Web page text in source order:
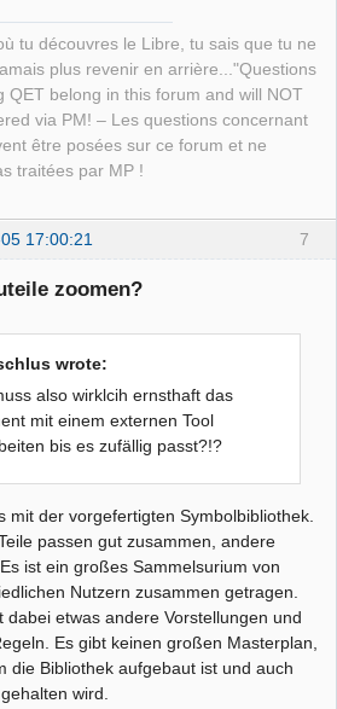
tu découvres le Libre, tu sais que tu ne
plus revenir en arrière..."Questions
QET belong in this forum and will NOT
via PM! – Les questions concernant
être posées sur ce forum et ne
traitées par MP !
7
17:00:21
zoomen?
wrote:
also wirklcih ernsthaft das
mit einem externen Tool
bis es zufällig passt?!?
mit der vorgefertigten Symbolbibliothek.
passen gut zusammen, andere
ist ein großes Sammelsurium von
Nutzern zusammen getragen.
dabei etwas andere Vorstellungen und
Es gibt keinen großen Masterplan,
die Bibliothek aufgebaut ist und auch
wird.